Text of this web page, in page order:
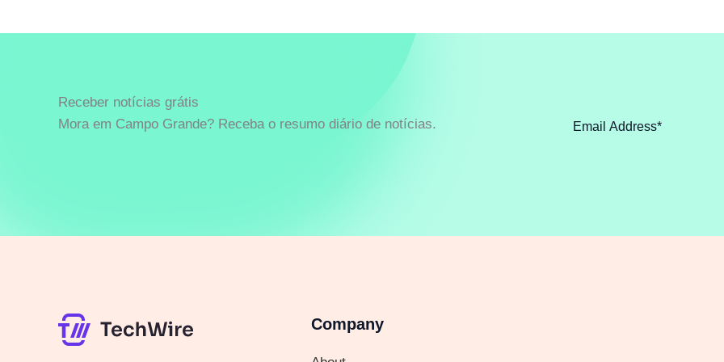
Receber notícias grátis
Mora em Campo Grande? Receba o resumo diário de notícias.
Company